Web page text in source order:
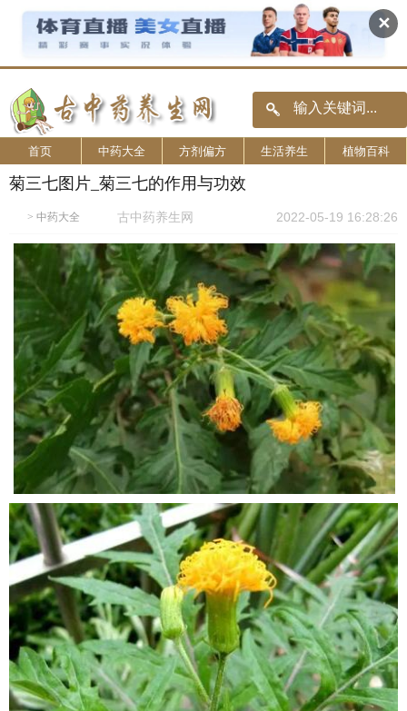
✕
首页 中药大全 方剂偏方 生活养生 植物百科
菊三七图片_菊三七的作用与功效
> 中药大全 古中药养生网 2022-05-19 16:28:26